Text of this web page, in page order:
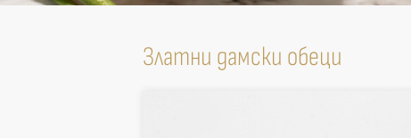
Златни дамски обеци